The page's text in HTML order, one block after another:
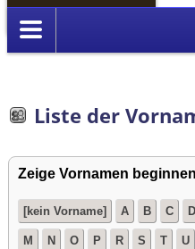
Anmelden
Liste der
Zeige Vornamen
[kein Vorname] A B C D
M N O P R S T U